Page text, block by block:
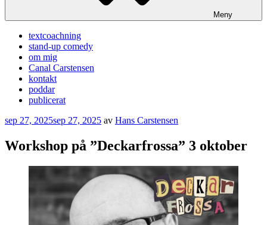
Meny
textcoachning
stand-up comedy
om mig
Canal Carstensen
kontakt
poddar
publicerat
Publicerat
sep 27, 2025sep 27, 2025 av Hans Carstensen
Workshop på ”Deckarfrossa” 3 oktober